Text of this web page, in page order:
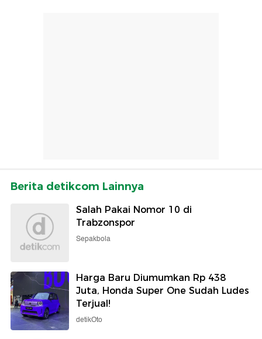
Berita detikcom Lainnya
Salah Pakai Nomor 10 di
Trabzonspor
Sepakbola
Harga Baru Diumumkan Rp 438
Juta, Honda Super One Sudah Ludes
Terjual!
detikOto